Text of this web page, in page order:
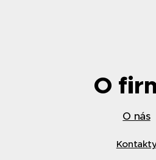
O
O nás